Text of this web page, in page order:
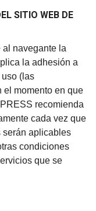
SITIO WEB DE
al navegante la
la adhesión a
(las
momento en que
recomienda
cada vez que
serán aplicables
condiciones
que se